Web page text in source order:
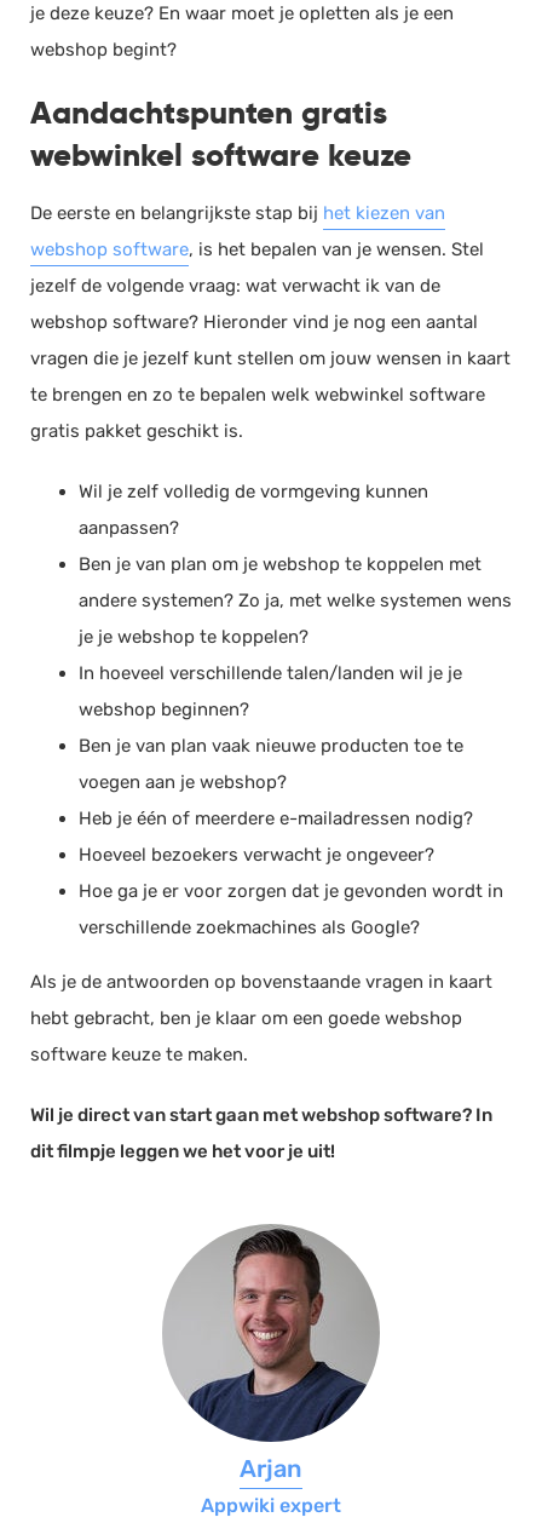
je deze keuze? En waar moet je opletten als je een
webshop begint?
Aandachtspunten gratis
webwinkel software keuze
De eerste en belangrijkste stap bij het kiezen van
webshop software, is het bepalen van je wensen. Stel
jezelf de volgende vraag: wat verwacht ik van de
webshop software? Hieronder vind je nog een aantal
vragen die je jezelf kunt stellen om jouw wensen in kaart
te brengen en zo te bepalen welk webwinkel software
gratis pakket geschikt is.
Wil je zelf volledig de vormgeving kunnen
aanpassen?
Ben je van plan om je webshop te koppelen met
andere systemen? Zo ja, met welke systemen wens
je je webshop te koppelen?
In hoeveel verschillende talen/landen wil je je
webshop beginnen?
Ben je van plan vaak nieuwe producten toe te
voegen aan je webshop?
Heb je één of meerdere e-mailadressen nodig?
Hoeveel bezoekers verwacht je ongeveer?
Hoe ga je er voor zorgen dat je gevonden wordt in
verschillende zoekmachines als Google?
Als je de antwoorden op bovenstaande vragen in kaart
hebt gebracht, ben je klaar om een goede webshop
software keuze te maken.
Wil je direct van start gaan met webshop software? In
dit filmpje leggen we het voor je uit!
Arjan
Appwiki expert